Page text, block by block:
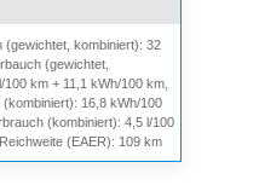
(gewichtet, kombiniert): 32
(gewichtet,
km + 11,1 kWh/100 km,
16,8 kWh/100
(kombiniert): 4,5 l/100
(EAER): 109 km